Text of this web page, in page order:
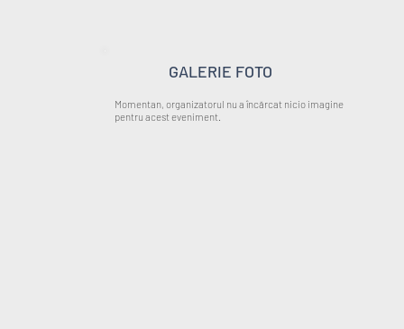
GALERIE FOTO
Momentan, organizatorul nu a încărcat nicio imagine
pentru acest eveniment.